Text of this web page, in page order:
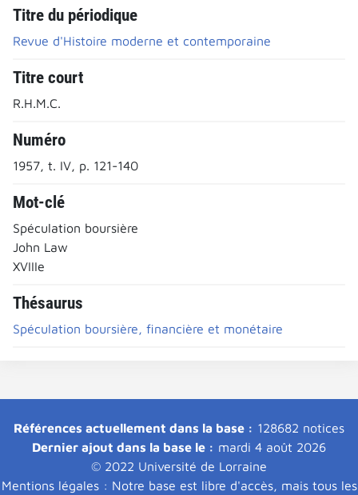
Titre du périodique
Revue d'Histoire moderne et contemporaine
Titre court
R.H.M.C.
Numéro
1957, t. IV, p. 121-140
Mot-clé
Spéculation boursière
John Law
XVIIIe
Thésaurus
Spéculation boursière, financière et monétaire
Références actuellement dans la base : 128682 notices
Dernier ajout dans la base le : mardi 4 août 2026
© 2022 Université de Lorraine
Mentions légales : Notre base est libre d'accès, mais tous les